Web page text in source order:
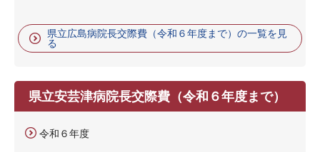
県立広島病院長交際費（令和６年度まで）の一覧を見
る
県立安芸津病院長交際費（令和６年度まで）
令和６年度